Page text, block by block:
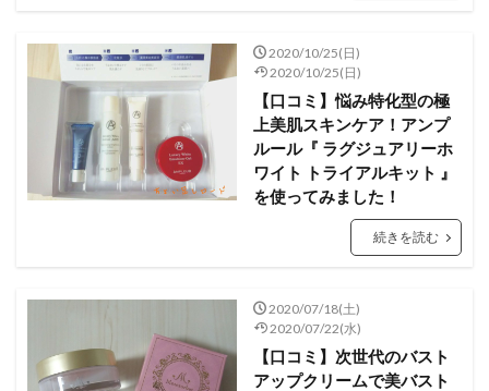
2020/10/25(日)
2020/10/25(日)
【口コミ】悩み特化型の極
上美肌スキンケア！アンプ
ルール『 ラグジュアリーホ
ワイト トライアルキット 』
を使ってみました！
続きを読む
2020/07/18(土)
2020/07/22(水)
【口コミ】次世代のバスト
アップクリームで美バスト